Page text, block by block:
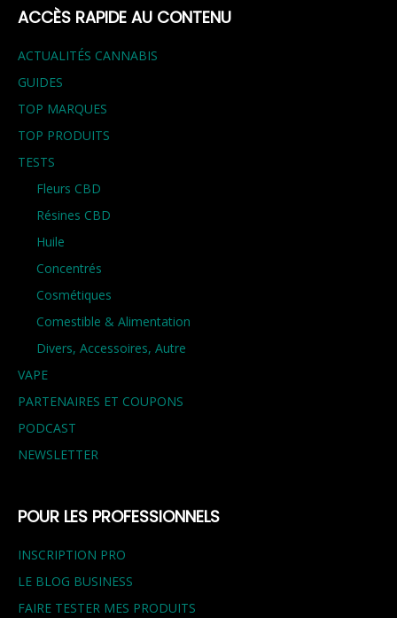
ACCÈS RAPIDE AU CONTENU
ACTUALITÉS CANNABIS
GUIDES
TOP MARQUES
TOP PRODUITS
TESTS
Fleurs CBD
Résines CBD
Huile
Concentrés
Cosmétiques
Comestible & Alimentation
Divers, Accessoires, Autre
VAPE
PARTENAIRES ET COUPONS
PODCAST
NEWSLETTER
POUR LES PROFESSIONNELS
INSCRIPTION PRO
LE BLOG BUSINESS
FAIRE TESTER MES PRODUITS